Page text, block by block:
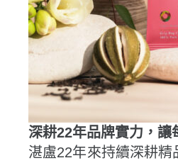
深耕22年品牌實力，讓
湛盧22年來持續深耕